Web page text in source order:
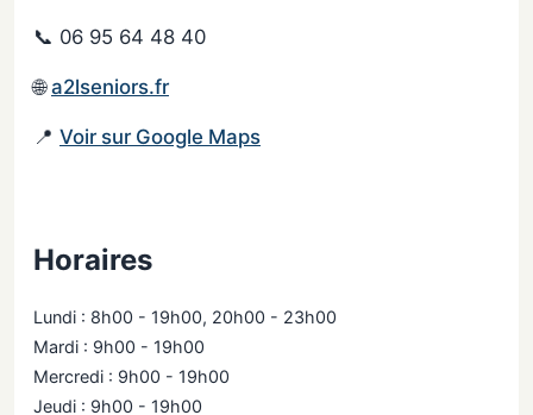
📞 06 95 64 48 40
🌐a2lseniors.fr
📍 Voir sur Google Maps
Horaires
Lundi : 8h00 - 19h00, 20h00 - 23h00
Mardi : 9h00 - 19h00
Mercredi : 9h00 - 19h00
Jeudi : 9h00 - 19h00